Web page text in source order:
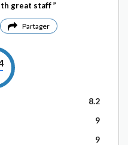
great staff
Partager
8.2
9
9